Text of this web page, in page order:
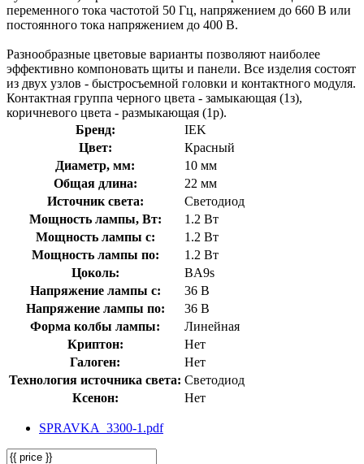
переменного тока частотой 50 Гц, напряжением до 660 В или
постоянного тока напряжением до 400 В.
Разнообразные цветовые варианты позволяют наиболее
эффективно компоновать щиты и панели. Все изделия состоят
из двух узлов - быстросъемной головки и контактного модуля.
Контактная группа черного цвета - замыкающая (1з),
коричневого цвета - размыкающая (1р).
Бренд:
IEK
Цвет:
Красный
Диаметр, мм:
10 мм
Общая длина:
22 мм
Источник света:
Светодиод
Мощность лампы, Вт:
1.2 Вт
Мощность лампы с:
1.2 Вт
Мощность лампы по:
1.2 Вт
Цоколь:
BA9s
Напряжение лампы с:
36 В
Напряжение лампы по:
36 В
Форма колбы лампы:
Линейная
Криптон:
Нет
Галоген:
Нет
Технология источника света: Светодиод
Ксенон:
Нет
SPRAVKA_3300-1.pdf